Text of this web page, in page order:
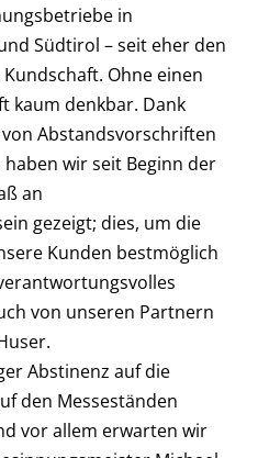
in
Südtirol – seit eher den
Ohne einen
kaum denkbar. Dank
Abstandsvorschriften
wir seit Beginn der
an
gezeigt; dies, um die
Kunden bestmöglich
von unseren Partnern
Abstinenz auf die
den Messeständen
vor allem erwarten wir